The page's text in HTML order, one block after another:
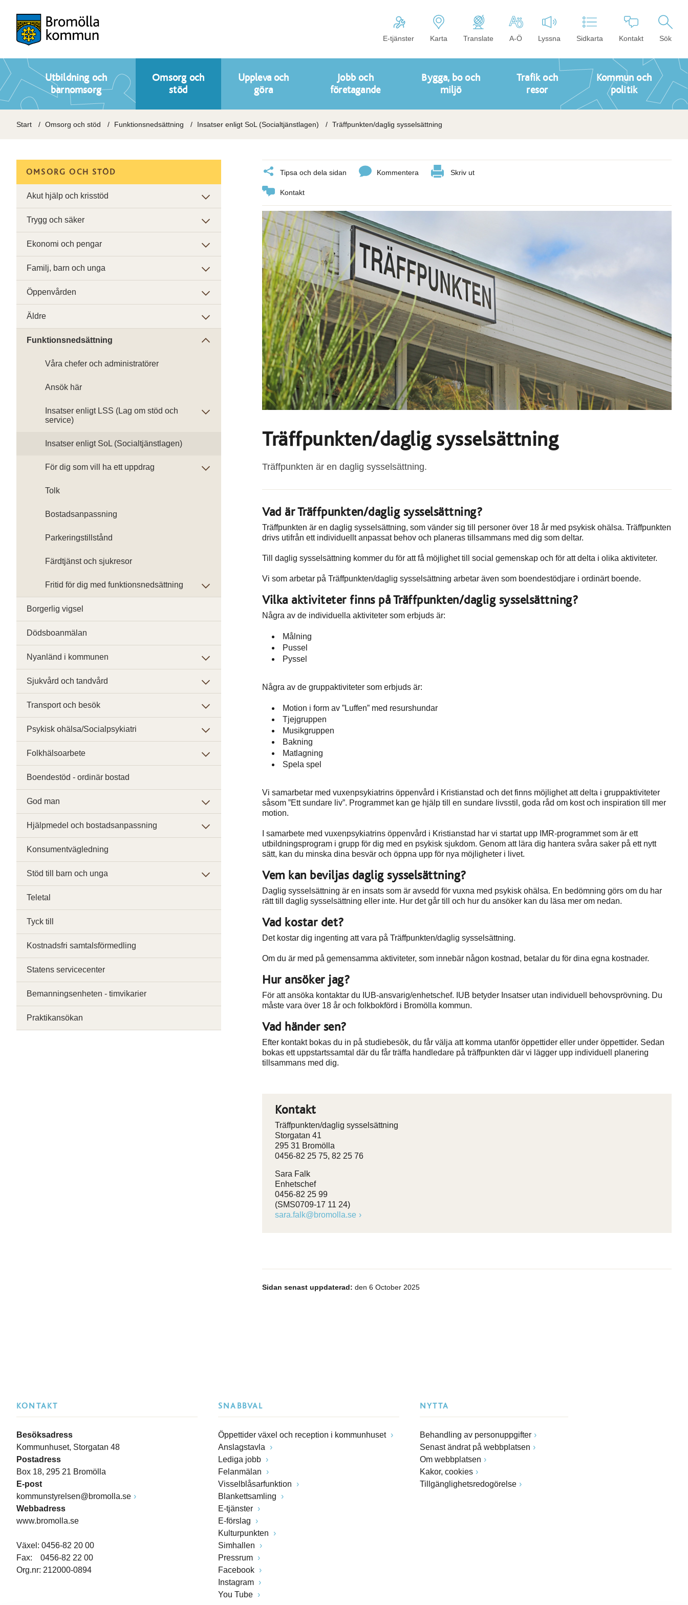
E-tjänster Karta Translate A-Ö Lyssna Sidkarta Kontakt Sök
Utbildning och
barnomsorg
Omsorg och
stöd
Uppleva och
göra
Jobb och
företagande
Bygga, bo och
miljö
Trafik och
resor
Kommun och
politik
Start Omsorg och stöd Funktionsnedsättning Insatser enligt SoL (Socialtjänstlagen) Träffpunkten/daglig sysselsättning
Tipsa och dela sidan Kommentera Skriv ut
Kontakt
Träffpunkten/daglig sysselsättning
Träffpunkten är en daglig sysselsättning.
Vad är Träffpunkten/daglig sysselsättning?
Träffpunkten är en daglig sysselsättning, som vänder sig till personer över 18 år med psykisk ohälsa. Träffpunkten
drivs utifrån ett individuellt anpassat behov och planeras tillsammans med dig som deltar.
Till daglig sysselsättning kommer du för att få möjlighet till social gemenskap och för att delta i olika aktiviteter.
Vi som arbetar på Träffpunkten/daglig sysselsättning arbetar även som boendestödjare i ordinärt boende.
Vilka aktiviteter finns på Träffpunkten/daglig sysselsättning?
Några av de individuella aktiviteter som erbjuds är:
Målning
Pussel
Pyssel
Några av de gruppaktiviteter som erbjuds är:
Motion i form av ”Luffen” med resurshundar
Tjejgruppen
Musikgruppen
Bakning
Matlagning
Spela spel
Vi samarbetar med vuxenpsykiatrins öppenvård i Kristianstad och det finns möjlighet att delta i gruppaktiviteter
såsom ”Ett sundare liv”. Programmet kan ge hjälp till en sundare livsstil, goda råd om kost och inspiration till mer
motion.
I samarbete med vuxenpsykiatrins öppenvård i Kristianstad har vi startat upp IMR-programmet som är ett
utbildningsprogram i grupp för dig med en psykisk sjukdom. Genom att lära dig hantera svåra saker på ett nytt
sätt, kan du minska dina besvär och öppna upp för nya möjligheter i livet.
Vem kan beviljas daglig sysselsättning?
Daglig sysselsättning är en insats som är avsedd för vuxna med psykisk ohälsa. En bedömning görs om du har
rätt till daglig sysselsättning eller inte. Hur det går till och hur du ansöker kan du läsa mer om nedan.
Vad kostar det?
Det kostar dig ingenting att vara på Träffpunkten/daglig sysselsättning.
Om du är med på gemensamma aktiviteter, som innebär någon kostnad, betalar du för dina egna kostnader.
Hur ansöker jag?
För att ansöka kontaktar du IUB-ansvarig/enhetschef. IUB betyder Insatser utan individuell behovsprövning. Du
måste vara över 18 år och folkbokförd i Bromölla kommun.
Vad händer sen?
Efter kontakt bokas du in på studiebesök, du får välja att komma utanför öppettider eller under öppettider. Sedan
bokas ett uppstartssamtal där du får träffa handledare på träffpunkten där vi lägger upp individuell planering
tillsammans med dig.
Kontakt
Träffpunkten/daglig sysselsättning
Storgatan 41
295 31 Bromölla
0456-82 25 75, 82 25 76
Sara Falk
Enhetschef
0456-82 25 99
(SMS0709-17 11 24)
sara.falk@bromolla.se
Sidan senast uppdaterad: den 6 October 2025
OMSORG OCH STÖD
Akut hjälp och krisstöd
Trygg och säker
Ekonomi och pengar
Familj, barn och unga
Öppenvården
Äldre
Funktionsnedsättning
Våra chefer och administratörer
Ansök här
Insatser enligt LSS (Lag om stöd och
service)
Insatser enligt SoL (Socialtjänstlagen)
För dig som vill ha ett uppdrag
Tolk
Bostadsanpassning
Parkeringstillstånd
Färdtjänst och sjukresor
Fritid för dig med funktionsnedsättning
Borgerlig vigsel
Dödsboanmälan
Nyanländ i kommunen
Sjukvård och tandvård
Transport och besök
Psykisk ohälsa/Socialpsykiatri
Folkhälsoarbete
Boendestöd - ordinär bostad
God man
Hjälpmedel och bostadsanpassning
Konsumentvägledning
Stöd till barn och unga
Teletal
Tyck till
Kostnadsfri samtalsförmedling
Statens servicecenter
Bemanningsenheten - timvikarier
Praktikansökan
KONTAKT
Besöksadress
Kommunhuset, Storgatan 48
Postadress
Box 18, 295 21 Bromölla
E-post
kommunstyrelsen@bromolla.se
Webbadress
www.bromolla.se
Växel: 0456-82 20 00
Fax: 0456-82 22 00
Org.nr: 212000-0894
SNABBVAL
Öppettider växel och reception i kommunhuset
Anslagstavla
Lediga jobb
Felanmälan
Visselblåsarfunktion
Blankettsamling
E-tjänster
E-förslag
Kulturpunkten
Simhallen
Pressrum
Facebook
Instagram
You Tube
NYTTA
Behandling av personuppgifter
Senast ändrat på webbplatsen
Om webbplatsen
Kakor, cookies
Tillgänglighetsredogörelse